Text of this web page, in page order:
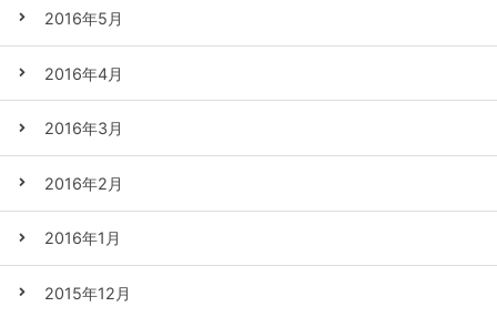
2016年5月
2016年4月
2016年3月
2016年2月
2016年1月
2015年12月